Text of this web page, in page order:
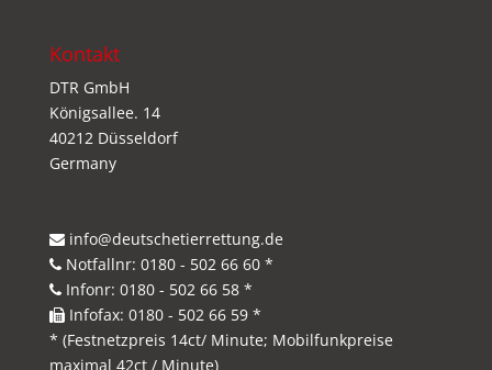
Kontakt
DTR GmbH
Königsallee. 14
40212 Düsseldorf
Germany
info@deutschetierrettung.de
Notfallnr: 0180 - 502 66 60 *
Infonr: 0180 - 502 66 58 *
Infofax: 0180 - 502 66 59 *
* (Festnetzpreis 14ct/ Minute; Mobilfunkpreise
maximal 42ct / Minute)